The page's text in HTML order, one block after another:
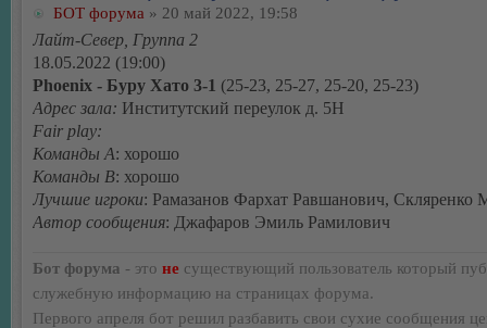
БОТ форума » 20 май 2022, 19:58
Лайт-Север, Группа 2
18.05.2022 (19:00)
Phoenix - Буру Хато 3-1 (25-23, 25-27, 25-20, 25-23)
Адрес зала: Институтский переулок д. 5Н
Fair play:
Команды А: хорошо
Команды В: хорошо
Лучшие игроки: Рамазанов Фархат Равшанович, Скляренко
Автор сообщения: Джафаров Эмиль Рамилович
Бот форума - это не существующий пользователь который
служебную информацию на страницах форума.
Первого апреля бот решил разбавить свои сухие сообщения